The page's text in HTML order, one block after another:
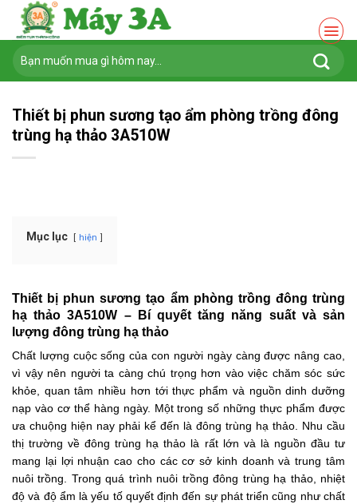
Chuyển
nội
dung
Tìm
kiếm:
Thiết bị phun sương tạo ẩm phòng trồng đông
trùng hạ thảo 3A510W
Mục lục hiện
Thiết bị phun sương tạo ẩm phòng trồng đông trùng
hạ thảo 3A510W – Bí quyết tăng năng suất và sản
lượng đông trùng hạ thảo
Chất lượng cuộc sống của con người ngày càng được nâng cao,
vì vậy nên người ta càng chú trọng hơn vào việc chăm sóc sức
khỏe, quan tâm nhiều hơn tới thực phẩm và nguồn dinh dưỡng
nạp vào cơ thể hàng ngày. Một trong số những thực phẩm được
ưa chuộng hiện nay phải kể đến là đông trùng hạ thảo. Nhu cầu
thị trường về đông trùng hạ thảo là rất lớn và là nguồn đầu tư
mang lại lợi nhuận cao cho các cơ sở kinh doanh và trung tâm
nuôi trồng. Trong quá trình nuôi trồng đông trùng hạ thảo, nhiệt
độ và độ ẩm là yếu tố quyết định đến sự phát triển cũng như chất